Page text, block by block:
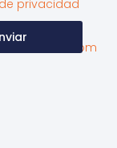
privacidad